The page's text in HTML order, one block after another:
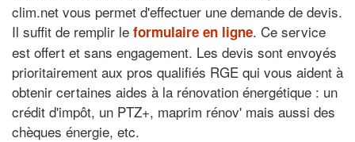
clim.net vous permet d'effectuer une demande de devis.
Il suffit de remplir le formulaire en ligne. Ce service
est offert et sans engagement. Les devis sont envoyés
prioritairement aux pros qualifiés RGE qui vous aident à
obtenir certaines aides à la rénovation énergétique : un
crédit d'impôt, un PTZ+, maprim rénov' mais aussi des
chèques énergie, etc.